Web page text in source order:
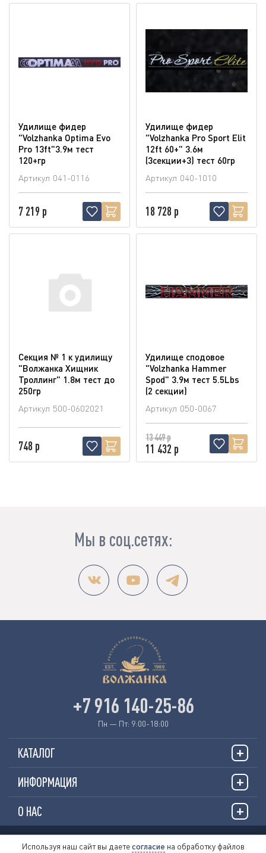
Удилище фидер
"Volzhanka Optima Evo
Pro 13ft"3.9м тест
120+гр
Артикул 041-0116
7 219 р
Удилище фидер
"Volzhanka Pro Sport Elit
12ft 60+" 3.6м
(3секции+3) тест 60гр
Артикул 040-1010
18 728 р
Секция № 1 к удилищу
"Волжанка Хищник
Троллинг" 1.8м тест до
250гр
Артикул 500-0602021
748 р
Удилище сподовое
"Volzhanka Hammer
Spod" 3.9м тест 5.5Lbs
(2 секции)
Артикул 050-0067
13 449 р
11 432 р
Мы в соц.сетях:
КАТАЛОГ
ИНФОРМАЦИЯ
О НАС
+7 916 140-25-86
Пн — Пт: 9:00-18:00
Используя наш сайт вы даетесогласие на обработку файлов